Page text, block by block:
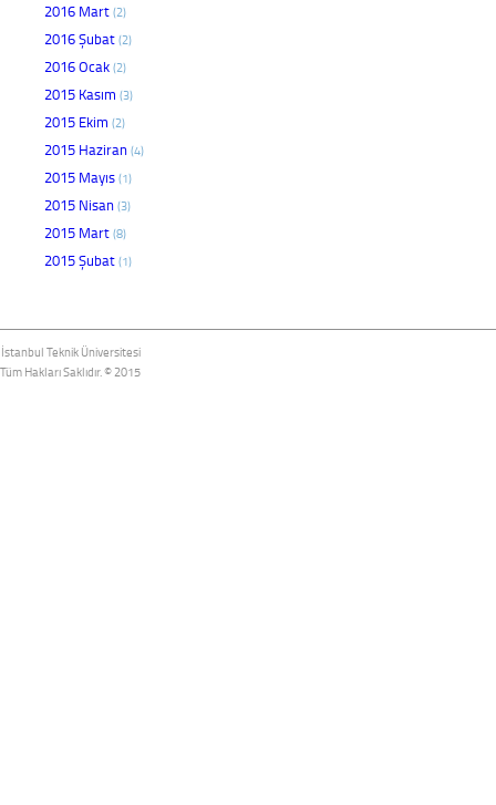
2016 Mart (2)
2016 Şubat (2)
2016 Ocak (2)
2015 Kasım (3)
2015 Ekim (2)
2015 Haziran (4)
2015 Mayıs (1)
2015 Nisan (3)
2015 Mart (8)
2015 Şubat (1)
İstanbul Teknik Üniversitesi
Tüm Hakları Saklıdır. © 2015